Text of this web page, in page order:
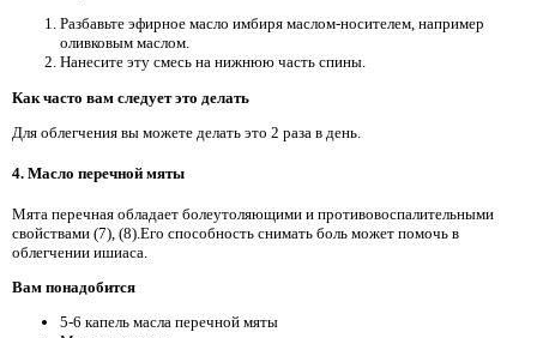
Разбавьте эфирное масло имбиря маслом-носителем, например
оливковым маслом.
Нанесите эту смесь на нижнюю часть спины.
Как часто вам следует это делать
Для облегчения вы можете делать это 2 раза в день.
4. Масло перечной мяты
Мята перечная обладает болеутоляющими и противовоспалительными
свойствами (7), (8).Его способность снимать боль может помочь в
облегчении ишиаса.
Вам понадобится
5-6 капель масла перечной мяты